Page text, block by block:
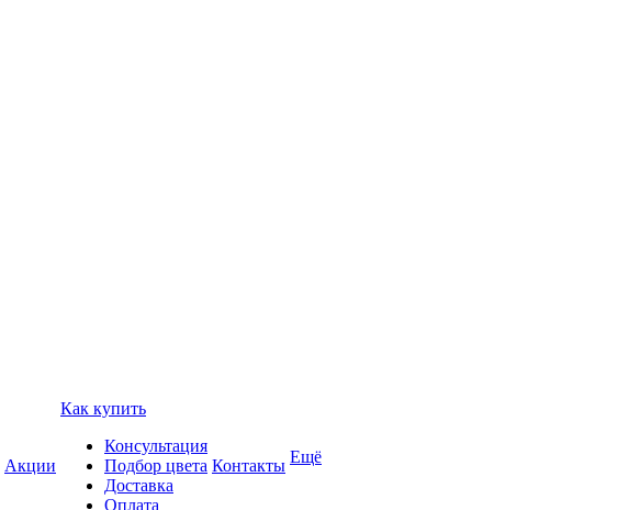
Акции
Как купить
Консультация
Подбор цвета
Доставка
Оплата
Контакты Ещё